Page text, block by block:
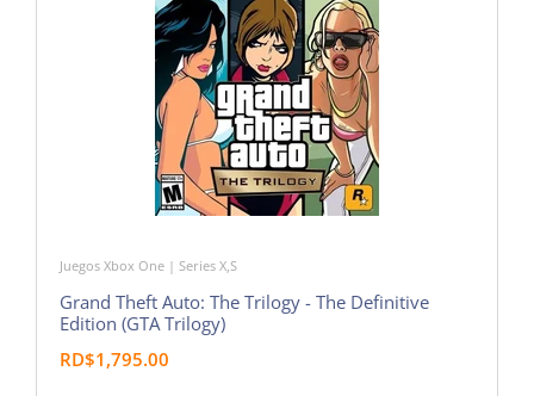
Juegos Xbox One | Series X,S
Grand Theft Auto: The Trilogy - The Definitive
Edition (GTA Trilogy)
RD$1,795.00